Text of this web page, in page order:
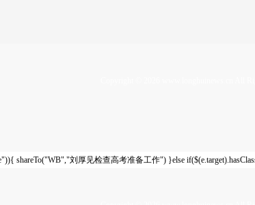
shareTo("WB","刘厚见检查高考准备工作") }else